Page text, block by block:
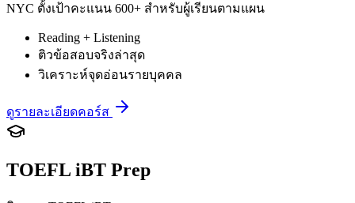
NYC ตั้งเป้าคะแนน 600+ สำหรับผู้เรียนตามแผน
Reading + Listening
ติวข้อสอบจริงล่าสุด
วิเคราะห์จุดอ่อนรายบุคคล
ดูรายละเอียดคอร์ส
TOEFL iBT Prep